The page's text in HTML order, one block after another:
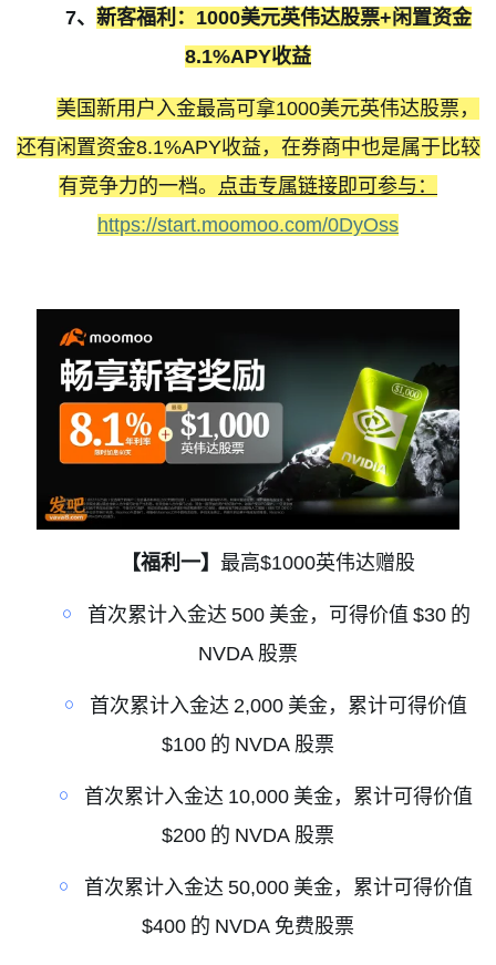
7、 新客福利： 1000美元英伟达股票+闲置资金
8.1%APY收益
美国新用户入金最高可拿1000美元英伟达股票，
还有闲置资金8.1%APY收益，在券商中也是属于比较
有竞争力的一档。 点击专属链接即可参与：
https://start.moomoo.com/0DyOss
【福利一】 最高$1000英伟达赠股
￮ 首次累计入金达 500 美金，可得价值 $30 的
NVDA 股票
￮ 首次累计入金达 2,000 美金，累计可得价值
$100 的 NVDA 股票
￮ 首次累计入金达 10,000 美金，累计可得价值
$200 的 NVDA 股票
￮ 首次累计入金达 50,000 美金，累计可得价值
$400 的 NVDA 免费股票